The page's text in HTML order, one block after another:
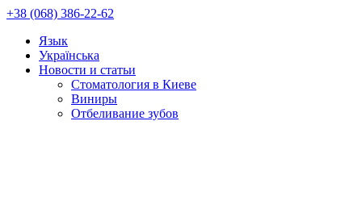
+38 (068) 386-22-62
Язык
Українська
Новости и статьи
Стоматология в Киеве
Виниры
Отбеливание зубов